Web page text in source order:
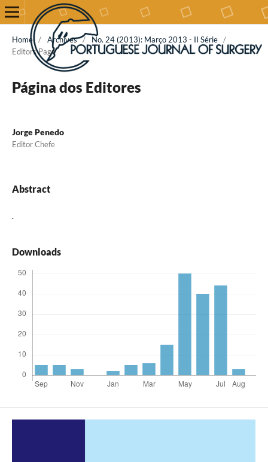
Home / Archives / No. 24 (2013): Março 2013 - II Série /
Editors Page
Página dos Editores
Jorge Penedo
Editor Chefe
Abstract
.
Downloads